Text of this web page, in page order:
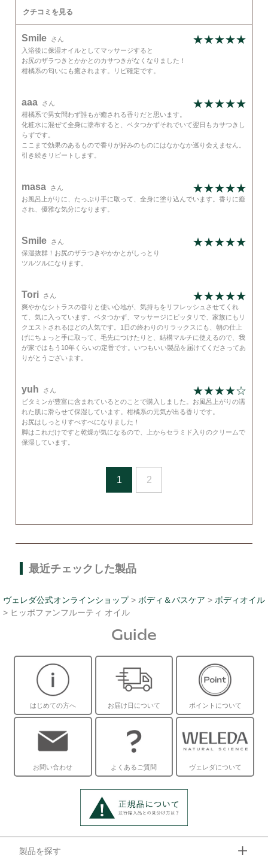
クチコミを見る
Smile
さん
入浴後に保湿オイルとしてマッサージすると
お尻のザラつきとかかとのカサつきがなくなりました！
柑橘系の匂いにも癒されます。リピ確定です。
aaa
さん
柑橘系で男女問わず誰もが癒される香りだと思います。
化粧水に混ぜて全身に塗布すると、ベタつかずそれでいて翌日もカサつきし
らずです。
ここまで効果のあるもので香りが好みのものにはなかなか巡り会えません。
引き続きリピートします。
masa
さん
お風呂上がりに、たっぷり手に取って、全身に塗り込んでいます。香りに癒
され、優雅な気分になります。
Smile
さん
保湿抜群！お尻のザラつきやかかとがしっとり
ツルツルになります。
Tori
さん
爽やかなシトラスの香りと使い心地が、気持ちをリフレッシュさせてくれ
て、気に入っています。ベタつかず、マッサージにピッタリで、家族にもリ
クエストされるほどの人気です。1日の終わりのリラックスにも、朝の仕上
げにちょっと手に取って、毛先につけたりと、結構マルチに使えるので、我
が家ではもう10年くらいの定番です。いつもいい製品を届けてくださってあ
りがとうございます。
yuh
さん
ビタミンが豊富に含まれているとのことで購入しました。お風呂上がりの濡
れた肌に滑らせて保湿しています。柑橘系の元気が出る香りです。
お尻はしっとりすべすべになりました！
脚はこれだけですと乾燥が気になるので、上からセラミド入りのクリームで
保湿しています。
1 2
最近チェックした製品
ヴェレダ公式オンラインショップ > ボディ＆バスケア > ボディオイル
> ヒッポファンフルーティ オイル
Guide
はじめての方へ お届け日について ポイントについて
お問い合わせ よくあるご質問 ヴェレダについて
製品を探す